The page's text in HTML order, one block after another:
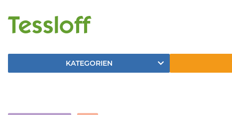
Tessloff
KATEGORIEN